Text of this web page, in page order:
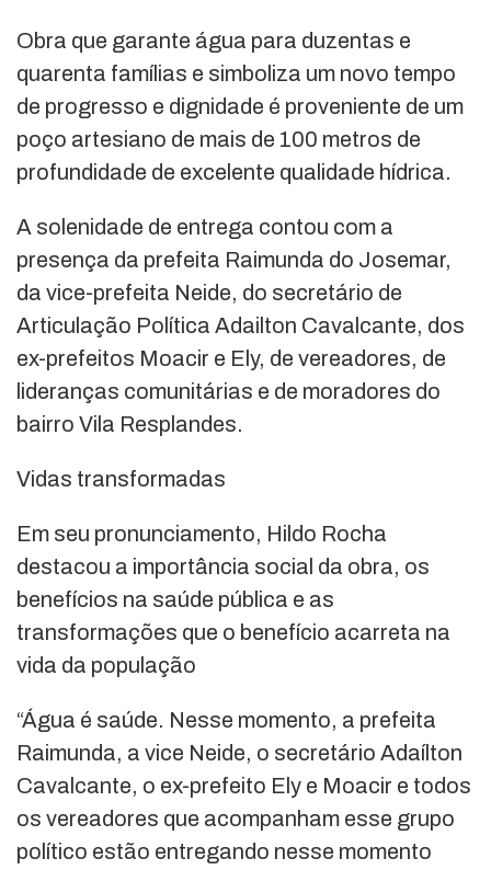
Obra que garante água para duzentas e
quarenta famílias e simboliza um novo tempo
de progresso e dignidade é proveniente de um
poço artesiano de mais de 100 metros de
profundidade de excelente qualidade hídrica.
A solenidade de entrega contou com a
presença da prefeita Raimunda do Josemar,
da vice-prefeita Neide, do secretário de
Articulação Política Adailton Cavalcante, dos
ex-prefeitos Moacir e Ely, de vereadores, de
lideranças comunitárias e de moradores do
bairro Vila Resplandes.
Vidas transformadas
Em seu pronunciamento, Hildo Rocha
destacou a importância social da obra, os
benefícios na saúde pública e as
transformações que o benefício acarreta na
vida da população
“Água é saúde. Nesse momento, a prefeita
Raimunda, a vice Neide, o secretário Adaílton
Cavalcante, o ex-prefeito Ely e Moacir e todos
os vereadores que acompanham esse grupo
político estão entregando nesse momento